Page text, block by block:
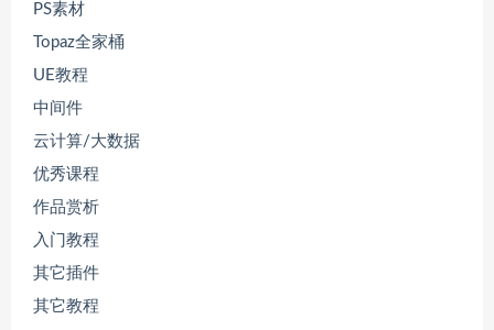
PS素材
Topaz全家桶
UE教程
中间件
云计算/大数据
优秀课程
作品赏析
入门教程
其它插件
其它教程